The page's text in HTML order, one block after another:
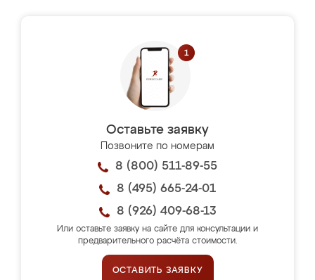
Оставьте заявку
Позвоните по номерам
8 (800) 511-89-55
8 (495) 665-24-01
8 (926) 409-68-13
Или оставьте заявку на сайте для консультации и
предварительного расчёта стоимости.
ОСТАВИТЬ ЗАЯВКУ